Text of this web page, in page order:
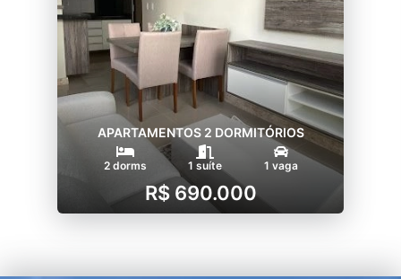
APARTAMENTOS 2 DORMITÓRIOS
2 dorms 1 suíte 1 vaga
R$ 690.000